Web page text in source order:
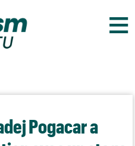
≡
Pogacar a